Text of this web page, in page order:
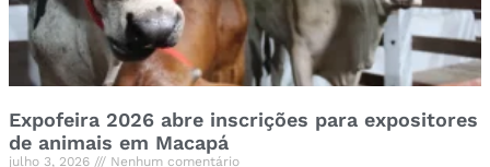
Expofeira 2026 abre inscrições para expositores
de animais em Macapá
julho 3, 2026 Nenhum comentário